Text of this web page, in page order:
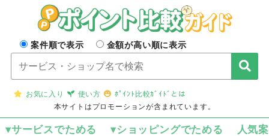
案件順で表示 金額が高い順に表示
お気に入り 使い方
ﾎﾟｲﾝﾄ比較ｶﾞｲﾄﾞとは
本サイトはプロモーションが含まれています。
▾サービスでためる ▾ショッピングでためる 人気